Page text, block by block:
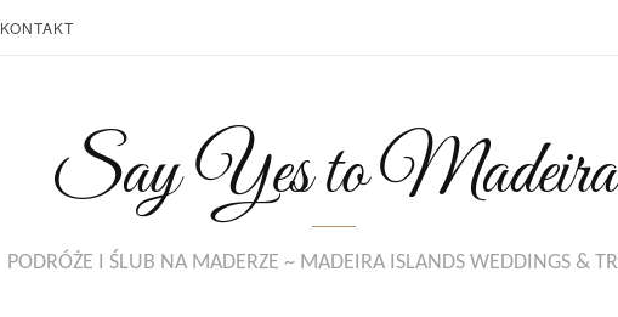
KONTAKT
Say Yes to Madeira
PODRÓŻE I ŚLUB NA MADERZE ~ MADEIRA ISLANDS WEDDINGS &